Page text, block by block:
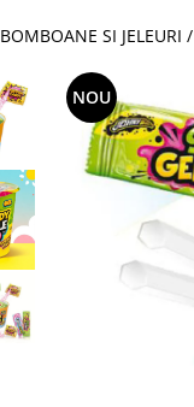
BOMBOANE SI JELEURI /
NOU